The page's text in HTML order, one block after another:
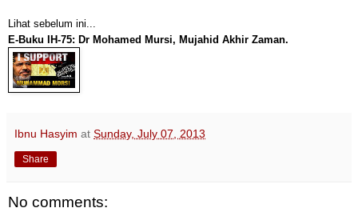
Lihat sebelum ini...
E-Buku IH-75: Dr Mohamed Mursi, Mujahid Akhir Zaman.
Ibnu Hasyim at Sunday, July 07, 2013
Share
No comments: